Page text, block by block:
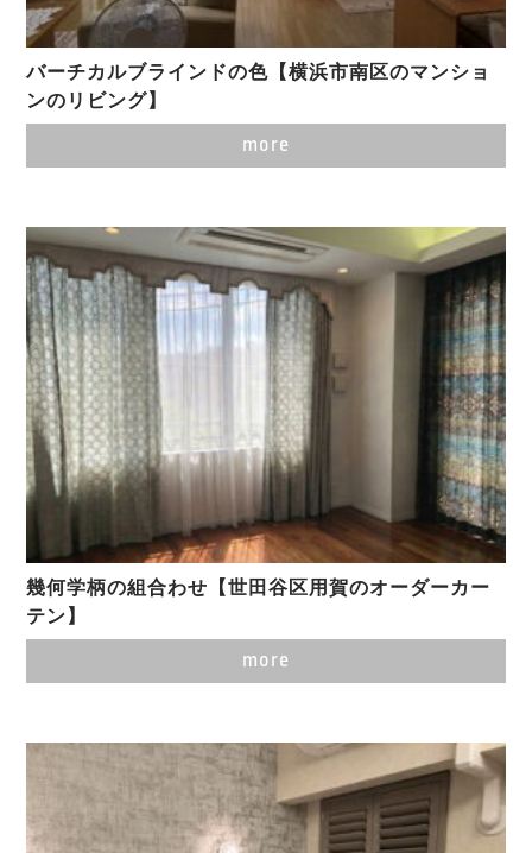
バーチカルブラインドの色【横浜市南区のマンショ
ンのリビング】
more
幾何学柄の組合わせ【世田谷区用賀のオーダーカー
テン】
more